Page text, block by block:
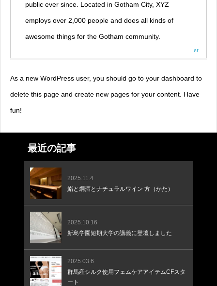
public ever since. Located in Gotham City, XYZ
employs over 2,000 people and does all kinds of
awesome things for the Gotham community.
As a new WordPress user, you should go to your dashboard to
delete this page and create new pages for your content. Have
fun!
最近の記事
2025.11.4
鮨と燗酒とナチュラルワイン 方（かた）
2025.10.16
新島学園短期大学の講義に登壇しました
2025.03.6
群馬産シルク使用フェムケアアイテムCFスタ
ート